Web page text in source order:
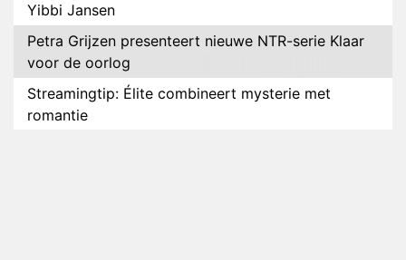
Yibbi Jansen
Petra Grijzen presenteert nieuwe NTR-serie Klaar
voor de oorlog
Streamingtip: Élite combineert mysterie met
romantie